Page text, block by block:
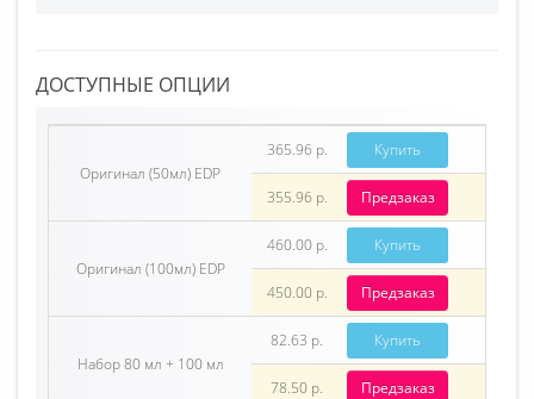
ДОСТУПНЫЕ ОПЦИИ
Оригинал (50мл) EDP
365.96 р. Купить
355.96 р. Предзаказ
Оригинал (100мл) EDP
460.00 р. Купить
450.00 р. Предзаказ
Набор 80 мл + 100 мл
82.63 р. Купить
78.50 р. Предзаказ